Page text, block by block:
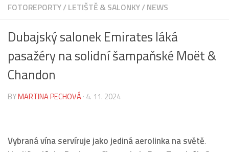
FOTOREPORTY/LETIŠTĚ & SALONKY/NEWS
Dubajský salonek Emirates láká
pasažéry na solidní šampaňské Moët &
Chandon
BYMARTINA PECHOVÁ· 4. 11. 2024
Vybraná vína servíruje jako jediná aerolinka na světě.